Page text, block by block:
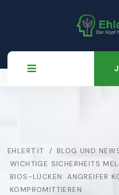
EHLERT.IT
BLOG UND
WICHTIGE SICHERHEITS
BIOS-LÜCKEN: ANGREIFER
KOMPROMITTIEREN